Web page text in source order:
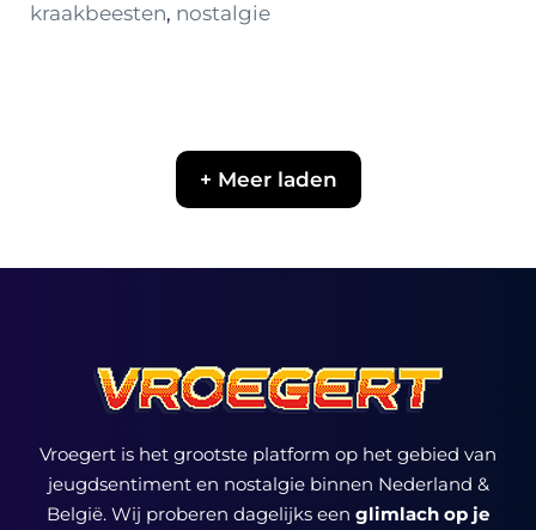
kraakbeesten, nostalgie
+ Meer laden
Vroegert is het grootste platform op het gebied van
jeugdsentiment en nostalgie binnen Nederland &
België. Wij proberen dagelijks een glimlach op je